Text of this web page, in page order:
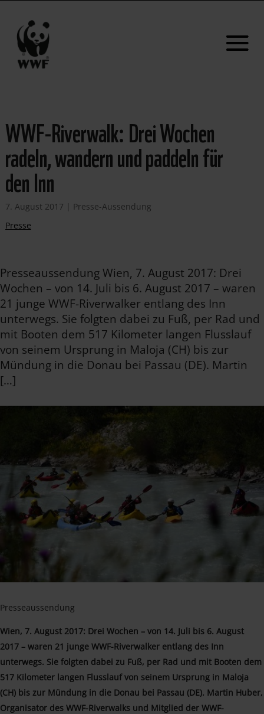
WWF-Riverwalk: Drei Wochen
radeln, wandern und paddeln für
den Inn
7. August 2017 | Presse-Aussendung
Presse
Presseaussendung Wien, 7. August 2017: Drei
Wochen – von 14. Juli bis 6. August 2017 – waren
21 junge WWF-Riverwalker entlang des Inn
unterwegs. Sie folgten dabei zu Fuß, per Rad und
mit Booten dem 517 Kilometer langen Flusslauf
von seinem Ursprung in Maloja (CH) bis zur
Mündung in die Donau bei Passau (DE). Martin
[…]
Presseaussendung
Wien, 7. August 2017: Drei Wochen – von 14. Juli bis 6. August
2017 – waren 21 junge WWF-Riverwalker entlang des Inn
unterwegs. Sie folgten dabei zu Fuß, per Rad und mit Booten dem
517 Kilometer langen Flusslauf von seinem Ursprung in Maloja
(CH) bis zur Mündung in die Donau bei Passau (DE). Martin Huber,
Organisator des WWF-Riverwalks und Mitglied der WWF-